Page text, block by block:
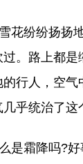
花纷纷扬扬
。路上都
行人，空
乎统治了这
是霜降吗?